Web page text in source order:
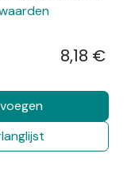
8,18 €